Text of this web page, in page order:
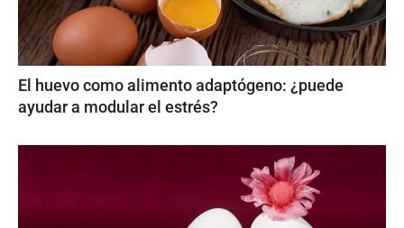
El huevo como alimento adaptógeno: ¿puede
ayudar a modular el estrés?